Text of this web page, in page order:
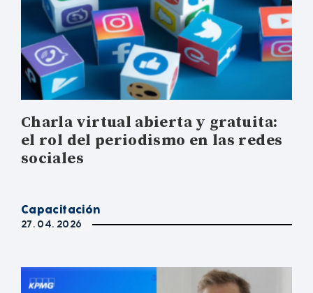
Charla virtual abierta y gratuita:
el rol del periodismo en las redes
sociales
Capacitación
27. 04. 2026